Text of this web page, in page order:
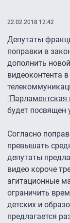
22.02.2018 12:42
Депутаты
поправки в
дополнить
видеоконтента
"Парламентская
будет посвящен
Согласно
превышать
депутаты
видео короче
агитационные
ограничить
детских и
предлагается